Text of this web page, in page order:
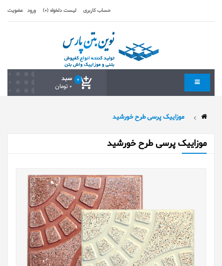
حساب کاربری لیست دلخواه (0) ورود عضویت
سبد 0
0 تومان
موزاییک پرسی طرح خورشید
موزاییک پرسی طرح خورشید